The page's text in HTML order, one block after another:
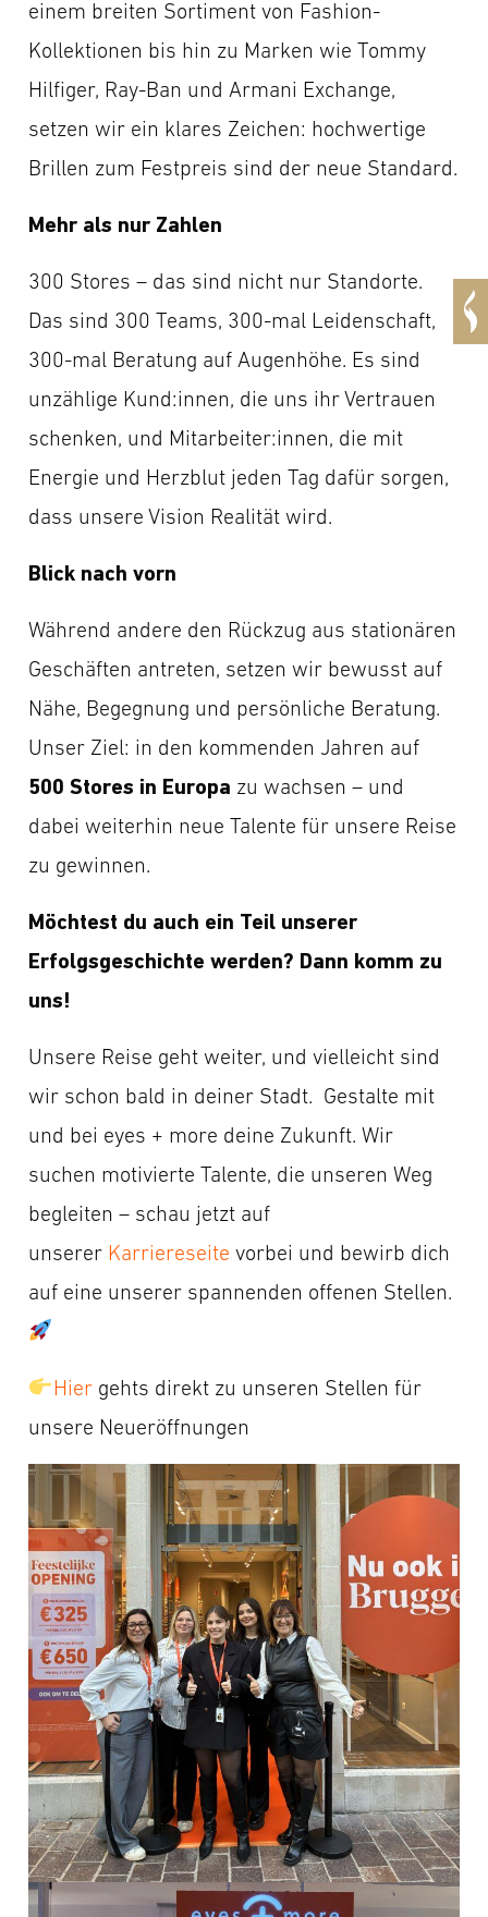
einem breiten Sortiment von Fashion-
Kollektionen bis hin zu Marken wie Tommy
Hilfiger, Ray-Ban und Armani Exchange,
setzen wir ein klares Zeichen: hochwertige
Brillen zum Festpreis sind der neue Standard.
Mehr als nur Zahlen
300 Stores – das sind nicht nur Standorte.
Das sind 300 Teams, 300-mal Leidenschaft,
300-mal Beratung auf Augenhöhe. Es sind
unzählige Kund:innen, die uns ihr Vertrauen
schenken, und Mitarbeiter:innen, die mit
Energie und Herzblut jeden Tag dafür sorgen,
dass unsere Vision Realität wird.
Blick nach vorn
Während andere den Rückzug aus stationären
Geschäften antreten, setzen wir bewusst auf
Nähe, Begegnung und persönliche Beratung.
Unser Ziel: in den kommenden Jahren auf
500 Stores in Europa zu wachsen – und
dabei weiterhin neue Talente für unsere Reise
zu gewinnen.
Möchtest du auch ein Teil unserer
Erfolgsgeschichte werden? Dann komm zu
uns!
Unsere Reise geht weiter, und vielleicht sind
wir schon bald in deiner Stadt. Gestalte mit
und bei eyes + more deine Zukunft. Wir
suchen motivierte Talente, die unseren Weg
begleiten – schau jetzt auf
unserer Karriereseite vorbei und bewirb dich
auf eine unserer spannenden offenen Stellen.
Hiergehts direkt zu unseren Stellen für
unsere Neueröffnungen